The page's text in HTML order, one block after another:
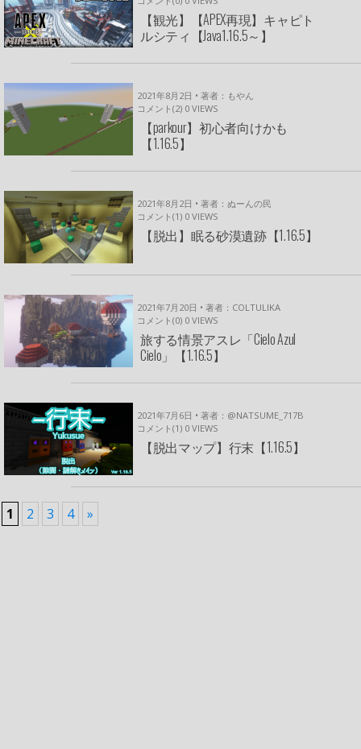
【観光】【APEX再現】キャピト
ルシティ【Java1.16.5～】
2021年8月2日 • 著者：もやん
コメント(2) 0 VIEWS
【parkour】初心者向けかも
【1.16.5】
2021年8月2日 • 著者：ぬーんの民
コメント(1) 0 VIEWS
【脱出】眠る砂漠遺跡【1.16.5】
2021年7月20日 • 著者：COLTULIKA
コメント(0) 0 VIEWS
旅する情景アスレ「Cielo Azul
Cielo」【1.16.5】
2021年7月6日 • 著者：@NATSUME_717B
コメント(1) 0 VIEWS
【脱出マップ】行末【1.16.5】
1 2 3 4 »